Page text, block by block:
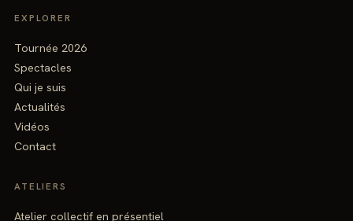
EXPLORER
Tournée 2026
Spectacles
Qui je suis
Actualités
Vidéos
Contact
ATELIERS
Atelier collectif en présentiel